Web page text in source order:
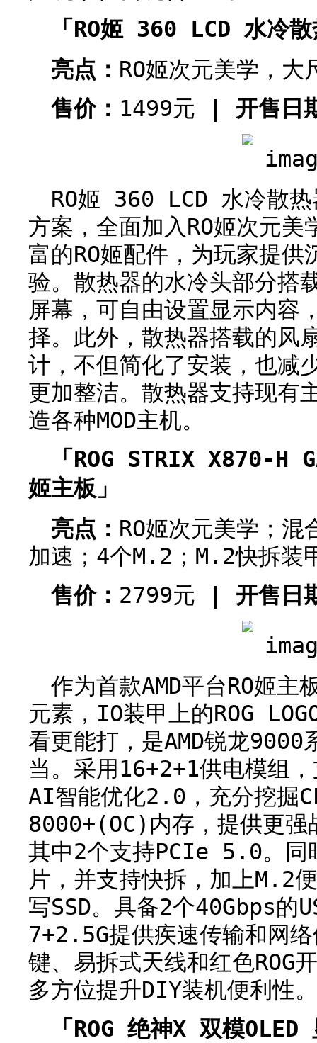
「RO姬 360 LCD 水冷
亮点： RO姬次元美学，大
售价： 1499元 | 开售日
RO姬 360 LCD 水冷散热
方案，全面加入RO姬次元
富的RO姬配件，为玩家提供
验。散热器的水冷头部分搭
屏幕，可自由设置显示内容
择。此外，散热器搭载的风
计，不但简化了安装，也减
更加整洁。散热器支持现有
造各种MOD主机。
「ROG STRIX X870-H
姬主板」
亮点： RO姬次元美学；
加速；4个M.2；M.2快拆装
售价： 2799元 | 开售日
作为首款AMD平台RO姬主
元素，IO装甲上的ROG
看更能打，是AMD锐龙9000
当。采用16+2+1供电模组
AI智能优化2.0，充分挖掘
8000+(OC)内存，提供更强
其中2个支持PCIe 5.0。同
片，并支持快拆，加上M.2
写SSD。具备2个40Gbps的
7+2.5G提供疾速传输和网
键、易拆式天线和红色ROG
多方位提升DIY装机便利性。
「ROG 绝神X 双模OLED